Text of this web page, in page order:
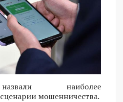
наиболее
мошенничества.